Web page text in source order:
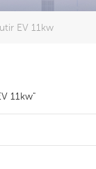
EV 11kw
11kw"